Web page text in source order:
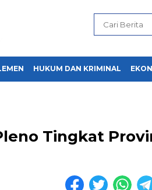
HUKUM DAN KRIMINAL
Tingkat